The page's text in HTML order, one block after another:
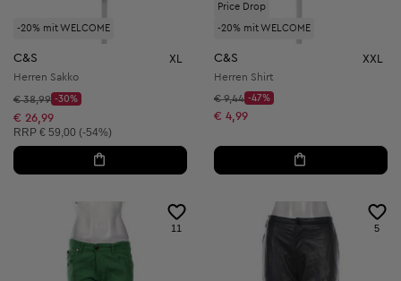
-20% mit WELCOME
C&S XL
Herren Sakko
Startpreis:
€ 38,99
Discount Price:
-30%
Reduzierter Preis:
€ 26,99
Unverbindliche Preisempfehlung:
RRP € 59,00 (-54%)
Price Drop
-20% mit WELCOME
C&S XXL
Herren Shirt
Startpreis:
€ 9,44
Discount Price:
-47%
Reduzierter Preis:
€ 4,99
11 5